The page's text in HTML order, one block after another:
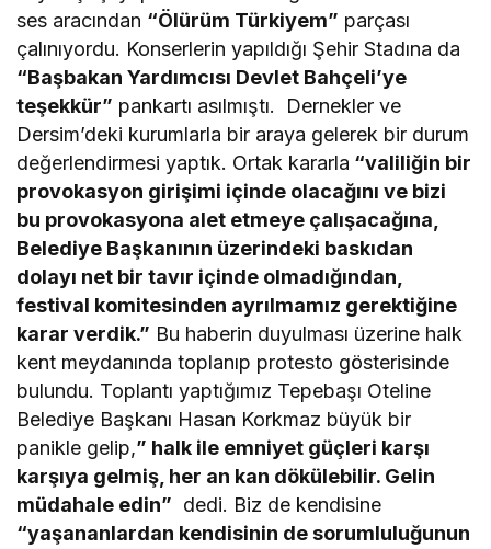
ses aracından “Ölürüm Türkiyem” parçası
çalınıyordu. Konserlerin yapıldığı Şehir Stadına da
“Başbakan Yardımcısı Devlet Bahçeli’ye
teşekkür” pankartı asılmıştı. Dernekler ve
Dersim’deki kurumlarla bir araya gelerek bir durum
değerlendirmesi yaptık. Ortak kararla “valiliğin bir
provokasyon girişimi içinde olacağını ve bizi
bu provokasyona alet etmeye çalışacağına,
Belediye Başkanının üzerindeki baskıdan
dolayı net bir tavır içinde olmadığından,
festival komitesinden ayrılmamız gerektiğine
karar verdik.” Bu haberin duyulması üzerine halk
kent meydanında toplanıp protesto gösterisinde
bulundu. Toplantı yaptığımız Tepebaşı Oteline
Belediye Başkanı Hasan Korkmaz büyük bir
panikle gelip,” halk ile emniyet güçleri karşı
karşıya gelmiş, her an kan dökülebilir. Gelin
müdahale edin” dedi. Biz de kendisine
“yaşananlardan kendisinin de sorumluluğunun